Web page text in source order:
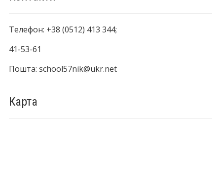
Телефон: +38 (0512) 413 344;
41-53-61
Пошта: school57nik@ukr.net
Карта